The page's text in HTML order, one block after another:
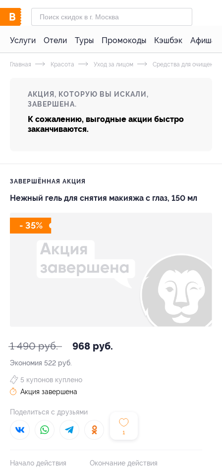
Услуги Отели Туры Промокоды Кэшбэк Афиша
Главная Красота Уход за лицом Средства для очищения
АКЦИЯ, КОТОРУЮ ВЫ ИСКАЛИ,
ЗАВЕРШЕНА.
К сожалению, выгодные акции быстро
заканчиваются.
ЗАВЕРШЁННАЯ АКЦИЯ
Нежный гель для снятия макияжа с глаз, 150 мл
- 35%
1 490 руб. 968 руб.
Экономия 522 руб.
1
5 купонов куплено
Акция завершена
Поделиться с друзьями
Начало действия Окончание действия